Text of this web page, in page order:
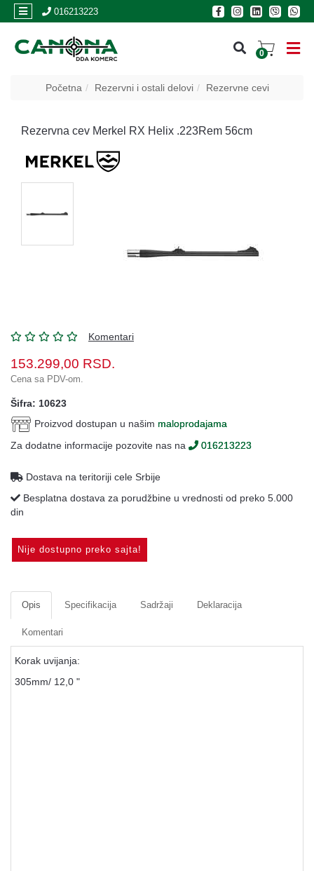
016213223
0
Početna Rezervni i ostali delovi Rezervne cevi
Rezervna cev Merkel RX Helix .223Rem 56cm
Komentari
153.299,00 RSD.
Cena sa PDV-om.
Šifra: 10623
Proizvod dostupan u našim maloprodajama
Za dodatne informacije pozovite nas na
016213223
Dostava na teritoriji cele Srbije
Besplatna dostava za porudžbine u vrednosti od preko 5.000
din
Nije dostupno preko sajta!
Opis Specifikacija Sadržaji Deklaracija
Komentari
Korak uvijanja:
305mm/ 12,0 "